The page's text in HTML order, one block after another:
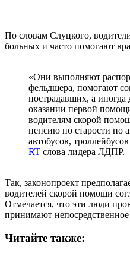
По словам Слуцкого,
больных и часто помогают
«Они выполняют
фельдшера, помогают
пострадавших, а иногда
оказании первой
водителям скорой
пенсию по старости по
автобусов,
RT слова лидера ЛДПР.
Так, законопроект
водителей скорой помощи
Отмечается, что эти люди
принимают
Читайте также: